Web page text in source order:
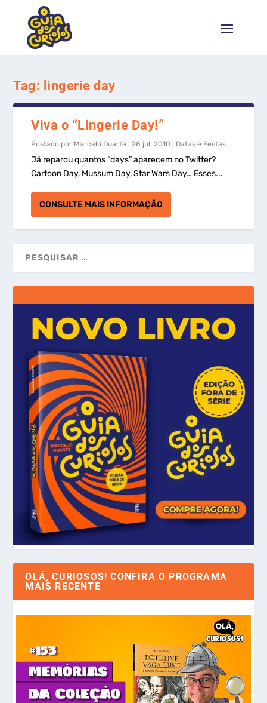
Tag: lingerie day
Viva o “Lingerie Day!”
Postado por Marcelo Duarte |28 jul, 2010 Datas e Festas
Já reparou quantos “days” aparecem no Twitter?
Cartoon Day, Mussum Day, Star Wars Day… Esses...
CONSULTE MAIS INFORMAÇÃO
OLÁ, CURIOSOS! CONFIRA O PROGRAMA
MAIS RECENTE